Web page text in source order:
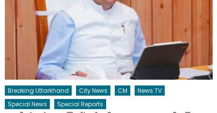
Breaking Uttarkhand City News CM
News TV
Special News
Special Reports